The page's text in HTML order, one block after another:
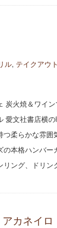
ル, テイクアウト
炭火焼＆ワイ
愛文社書店横
柔らかな雰囲
本格ハンバー
リング、ドリ
カネイロ